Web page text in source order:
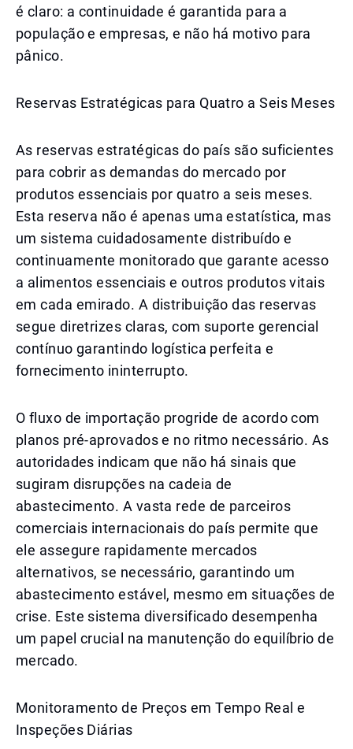
é claro: a continuidade é garantida para a
população e empresas, e não há motivo para
pânico.
Reservas Estratégicas para Quatro a Seis Meses
As reservas estratégicas do país são suficientes
para cobrir as demandas do mercado por
produtos essenciais por quatro a seis meses.
Esta reserva não é apenas uma estatística, mas
um sistema cuidadosamente distribuído e
continuamente monitorado que garante acesso
a alimentos essenciais e outros produtos vitais
em cada emirado. A distribuição das reservas
segue diretrizes claras, com suporte gerencial
contínuo garantindo logística perfeita e
fornecimento ininterrupto.
O fluxo de importação progride de acordo com
planos pré-aprovados e no ritmo necessário. As
autoridades indicam que não há sinais que
sugiram disrupções na cadeia de
abastecimento. A vasta rede de parceiros
comerciais internacionais do país permite que
ele assegure rapidamente mercados
alternativos, se necessário, garantindo um
abastecimento estável, mesmo em situações de
crise. Este sistema diversificado desempenha
um papel crucial na manutenção do equilíbrio de
mercado.
Monitoramento de Preços em Tempo Real e
Inspeções Diárias